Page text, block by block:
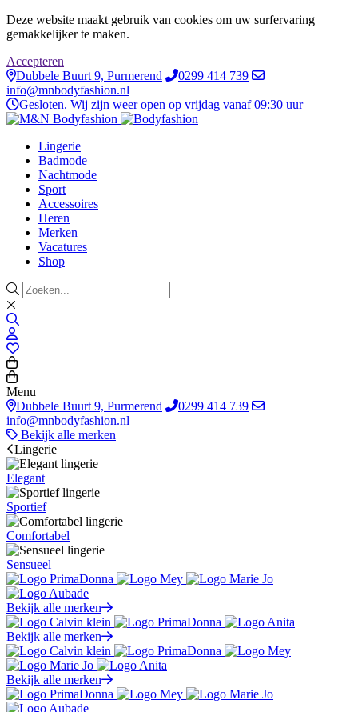
Deze website maakt gebruik van cookies om uw surfervaring
gemakkelijker te maken.
Accepteren
Dubbele Buurt 9, Purmerend
0299 414 739
info@mnbodyfashion.nl
Gesloten. Wij zijn weer open op vrijdag vanaf 09:30 uur
Lingerie
Badmode
Nachtmode
Sport
Accessoires
Heren
Merken
Vacatures
Shop
Menu
Dubbele Buurt 9, Purmerend
0299 414 739
info@mnbodyfashion.nl
Bekijk alle merken
Lingerie
Elegant
Sportief
Comfortabel
Sensueel
Bekijk alle merken
Bekijk alle merken
Bekijk alle merken